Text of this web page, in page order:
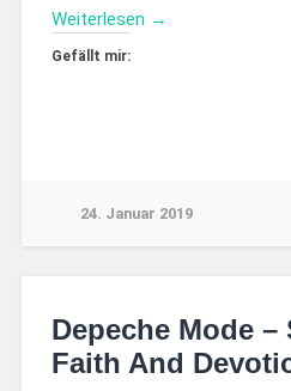
Weiterlesen →
Gefällt mir:
24. Januar 2019
Depeche Mode –
Faith And